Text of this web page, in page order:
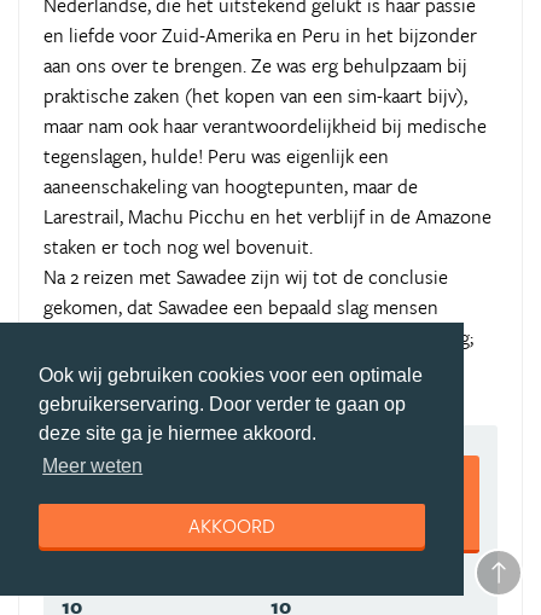
Ook wij gebruiken cookies voor een optimale
gebruikerservaring. Door verder te gaan op
deze site ga je hiermee akkoord.
Meer weten
AKKOORD
en liefde voor Zuid-Amerika en Peru in het bijzonder
aan ons over te brengen. Ze was erg behulpzaam bij
praktische zaken (het kopen van een sim-kaart bijv),
maar nam ook haar verantwoordelijkheid bij medische
tegenslagen, hulde! Peru was eigenlijk een
aaneenschakeling van hoogtepunten, maar de
Larestrail, Machu Picchu en het verblijf in de Amazone
staken er toch nog wel bovenuit.
Na 2 reizen met Sawadee zijn wij tot de conclusie
gekomen, dat Sawadee een bepaald slag mensen
aantrekt met allemaal zo'n beetje dezelfde instelling;
en wij voelen ons daarbij prima.......
9,5
10 10